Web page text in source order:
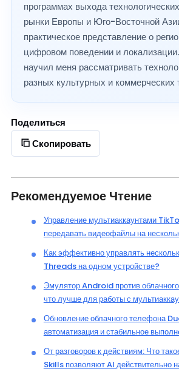
программах выхода
рынки Европы и Юго-Восточной
практическое представление о
цифровом поведении и
научил меня рассматривать
разных культурных и коммерческих
Поделиться
Скопировать
Рекомендуемое Чтение
Управление мультиаккаунтами
передавать видеофайлы на
Как эффективно управлять
Threads на одном устройстве?
Эмулятор Android против
что лучше для работы с
Обновление облачного телефона
автоматизация и стабильное
От разговоров к действиям: Что
Skills позволяют AI действительно